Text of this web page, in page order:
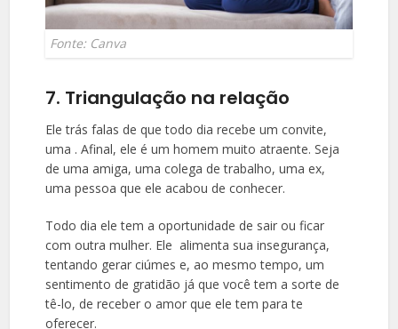
Fonte: Canva
7. Triangulação na relação
Ele trás falas de que todo dia recebe um convite,
uma . Afinal, ele é um homem muito atraente. Seja
de uma amiga, uma colega de trabalho, uma ex,
uma pessoa que ele acabou de conhecer.
Todo dia ele tem a oportunidade de sair ou ficar
com outra mulher. Ele alimenta sua insegurança,
tentando gerar ciúmes e, ao mesmo tempo, um
sentimento de gratidão já que você tem a sorte de
tê-lo, de receber o amor que ele tem para te
oferecer.